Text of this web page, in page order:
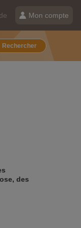
Mon compte
Rechercher
des